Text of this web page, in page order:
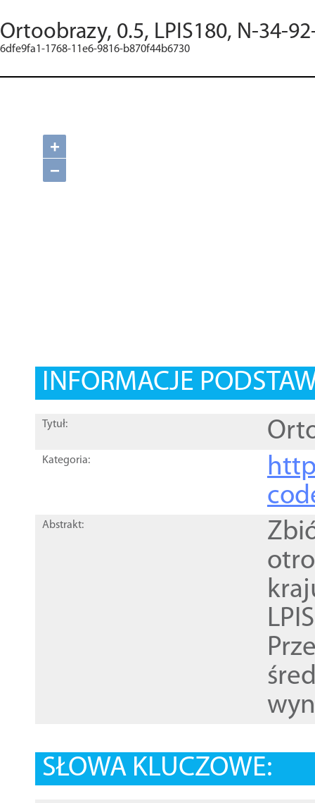
Ortoobrazy, 0.5, LPIS180, N-34-
6dfe9fa1-1768-11e6-9816-b870f44b6730
+
−
INFORMACJE
Tytuł:
Kategoria:
Abstrakt:
SŁOWA KLUCZOWE: